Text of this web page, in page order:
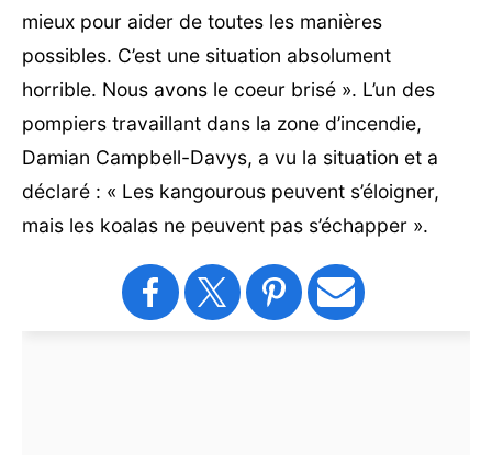
mieux pour aider de toutes les manières
possibles. C’est une situation absolument
horrible. Nous avons le coeur brisé ». L’un des
pompiers travaillant dans la zone d’incendie,
Damian Campbell-Davys, a vu la situation et a
déclaré : « Les kangourous peuvent s’éloigner,
mais les koalas ne peuvent pas s’échapper ».